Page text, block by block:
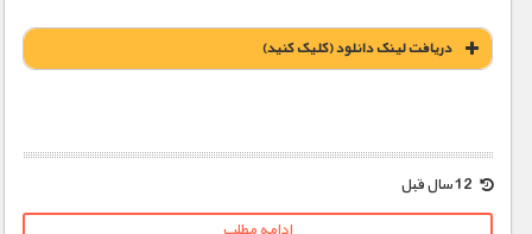
دریافت لينک دانلود (کليک کنيد)